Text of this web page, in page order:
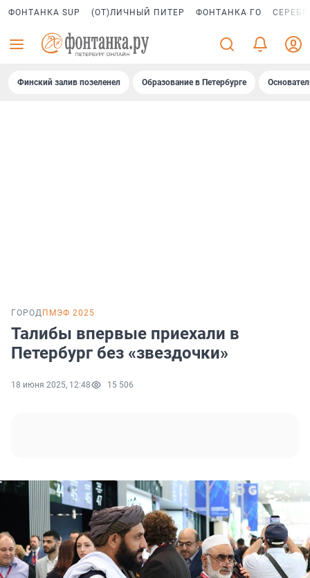
ФОНТАНКА SUP (ОТ)ЛИЧНЫЙ ПИТЕР ФОНТАНКА ГО
Финский залив позеленел Образование в Петербурге
ГОРОД ПМЭФ 2025
Талибы впервые приехали в
Петербург без «звездочки»
18 июня 2025, 12:48 15 506